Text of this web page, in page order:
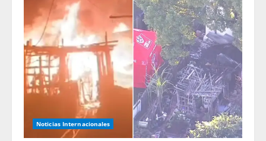
Noticias Internacionales